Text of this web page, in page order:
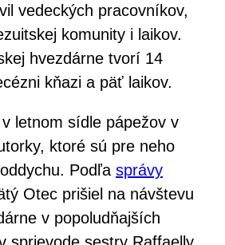
vedeckých pracovníkov,
komunity i laikov.
hvezdárne tvorí 14
kňazi a päť laikov.
letnom sídle pápežov v
ktoré sú pre neho
Podľa správy
Otec prišiel na návštevu
v popoludňajších
sprievode sestry Raffaelly